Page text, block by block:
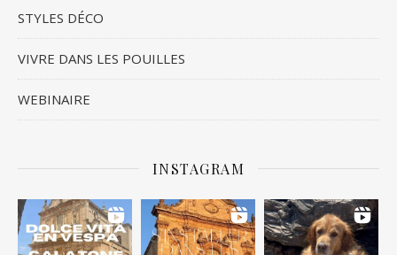
STYLES DÉCO
VIVRE DANS LES POUILLES
WEBINAIRE
INSTAGRAM